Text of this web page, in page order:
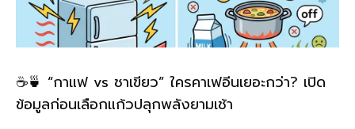
☕🍵 “กาแฟ vs ชาเขียว” ใครคาเฟอีนเยอะกว่า? เปิด
ข้อมูลก่อนเลือกแก้วปลุกพลังยามเช้า